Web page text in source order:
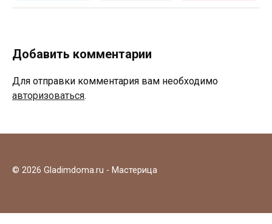
Добавить комментарии
Для отправки комментария вам необходимо
авторизоваться.
© 2026 Gladimdoma.ru - Мастерица